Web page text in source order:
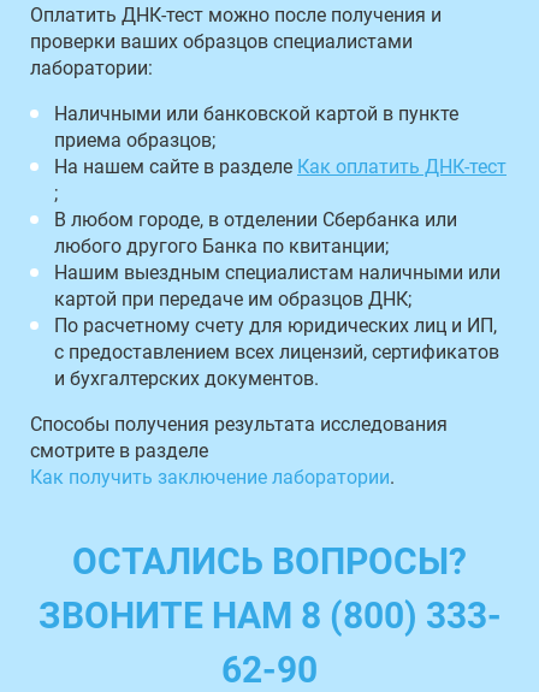
Оплатить ДНК-тест можно после получения и
проверки ваших образцов специалистами
лаборатории:
Наличными или банковской картой в пункте
приема образцов;
На нашем сайте в разделе Как оплатить ДНК-тест
;
В любом городе, в отделении Сбербанка или
любого другого Банка по квитанции;
Нашим выездным специалистам наличными или
картой при передаче им образцов ДНК;
По расчетному счету для юридических лиц и ИП,
с предоставлением всех лицензий, сертификатов
и бухгалтерских документов.
Способы получения результата исследования
смотрите в разделе
Как получить заключение лаборатории.
ОСТАЛИСЬ ВОПРОСЫ?
ЗВОНИТЕ НАМ 8 (800) 333-
62-90